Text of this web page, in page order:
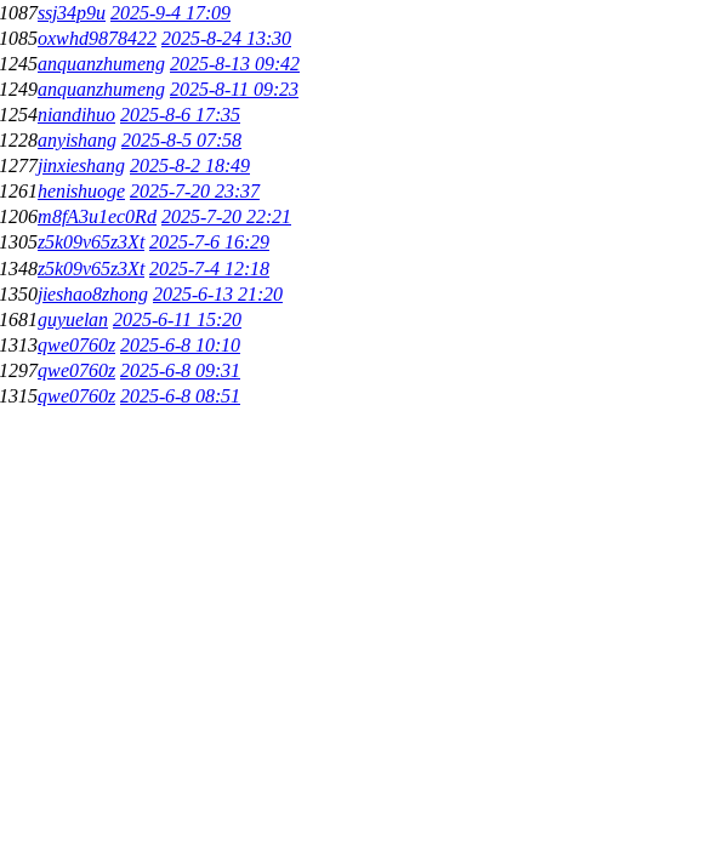
1087ssj34p9u 2025-9-4 17:09
1085oxwhd9878422 2025-8-24 13:30
1245anquanzhumeng 2025-8-13 09:42
1249anquanzhumeng 2025-8-11 09:23
1254niandihuo 2025-8-6 17:35
1228anyishang 2025-8-5 07:58
1277jinxieshang 2025-8-2 18:49
1261henishuoge 2025-7-20 23:37
1206m8fA3u1ec0Rd 2025-7-20 22:21
1305z5k09v65z3Xt 2025-7-6 16:29
1348z5k09v65z3Xt 2025-7-4 12:18
1350jieshao8zhong 2025-6-13 21:20
1681guyuelan 2025-6-11 15:20
1313qwe0760z 2025-6-8 10:10
1297qwe0760z 2025-6-8 09:31
1315qwe0760z 2025-6-8 08:51